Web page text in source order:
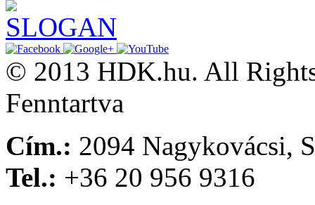
© 2013 HDK.hu. All
Fenntartva
Cím.: 2094 Nagykovácsi,
Tel.: +36 20 956 9316